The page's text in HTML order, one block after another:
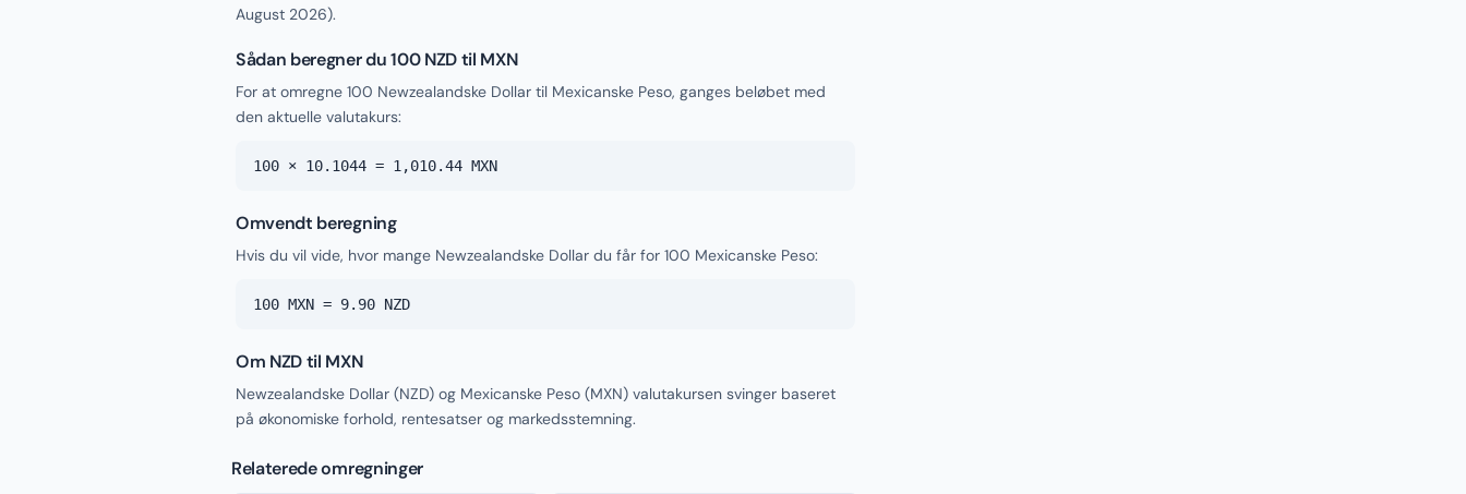
August 2026).
Sådan beregner du 100 NZD til MXN
For at omregne 100 Newzealandske Dollar til Mexicanske Peso, ganges beløbet med
den aktuelle valutakurs:
100 × 10.1044 = 1,010.44 MXN
Omvendt beregning
Hvis du vil vide, hvor mange Newzealandske Dollar du får for 100 Mexicanske Peso:
100 MXN = 9.90 NZD
Om NZD til MXN
Newzealandske Dollar (NZD) og Mexicanske Peso (MXN) valutakursen svinger baseret
på økonomiske forhold, rentesatser og markedsstemning.
Relaterede omregninger